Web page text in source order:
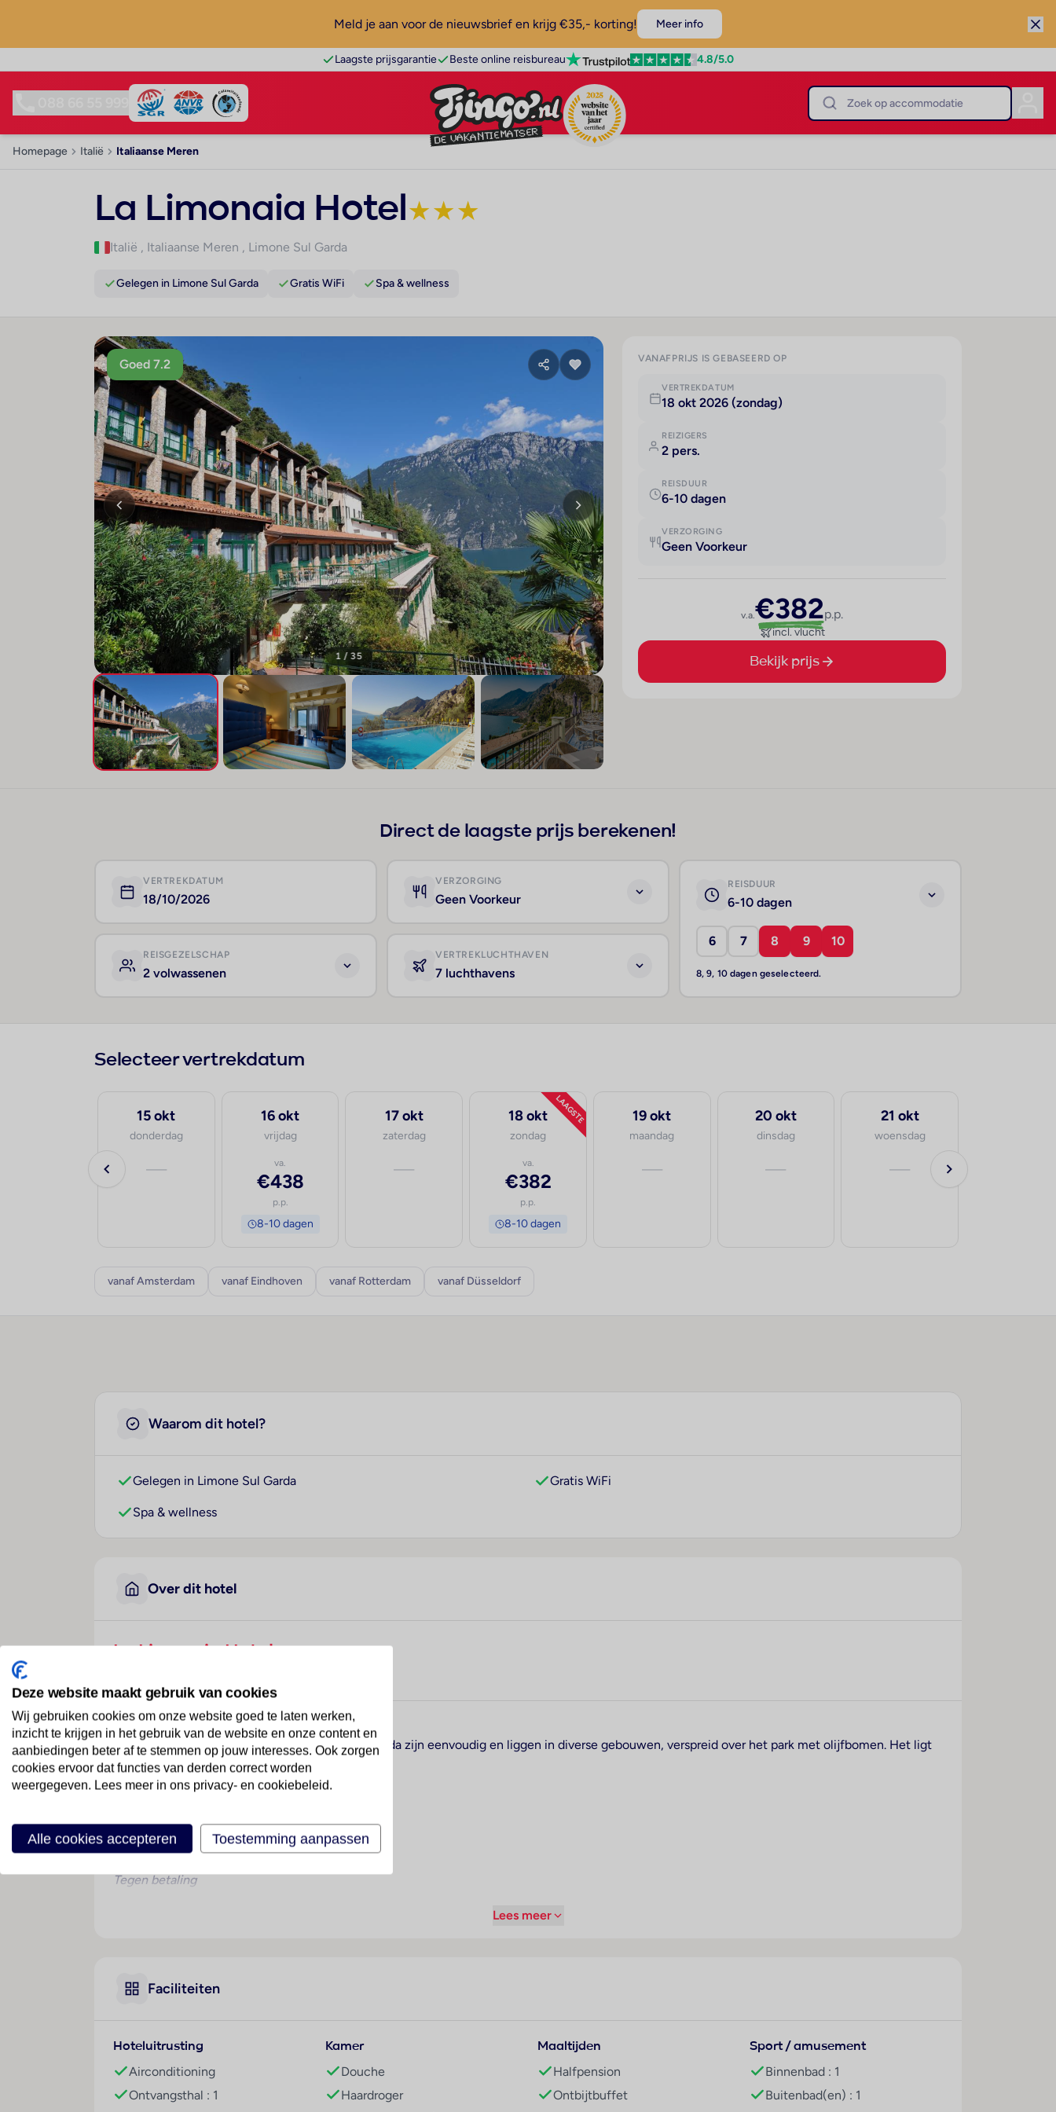
Meld je aan voor de nieuwsbrief en krijg €35,- korting! Meer info
Laagste prijsgarantie Beste online reisbureau 4.8/5.0
Homepage Italië Italiaanse Meren
La Limonaia Hotel★★★
Italië , Italiaanse Meren , Limone Sul Garda
Gelegen in Limone Sul Garda Gratis WiFi Spa & wellness
Goed 7.2
1 / 35
VANAFPRIJS IS GEBASEERD OP
VERTREKDATUM
18 okt 2026 (zondag)
REIZIGERS
2 pers.
REISDUUR
6-10 dagen
VERZORGING
Geen Voorkeur
v.a.€382p.p.
incl. vlucht
Bekijk prijs
Direct de laagste prijs berekenen!
VERTREKDATUM
18/10/2026
VERZORGING
Geen Voorkeur
REISDUUR
6-10 dagen
6 7 8 9 10
8, 9, 10 dagen geselecteerd.
REISGEZELSCHAP
2 volwassenen
VERTREKLUCHTHAVEN
7 luchthavens
Selecteer vertrekdatum
15 okt
donderdag
—
16 okt
vrijdag
va.
€438
p.p.
8-10 dagen
17 okt
zaterdag
—
LAAGSTE
18 okt
zondag
va.
€382
p.p.
8-10 dagen
19 okt
maandag
—
20 okt
dinsdag
—
21 okt
woensdag
—
vanaf Amsterdam vanaf Eindhoven vanaf Rotterdam vanaf Düsseldorf
Waarom dit hotel?
Gelegen in Limone Sul Garda Gratis WiFi
Spa & wellness
Over dit hotel
La Limonaia Hotel
Geniet van de prachtige omgeving
De kamers en appartementen bij het Lim1 sul Garda zijn eenvoudig en liggen in diverse gebouwen, verspreid over het park met olijfbomen. Het ligt
hoog en het uitzicht over het meer is verbluffend.
Wellness
Tegen betaling
Sport & Activiteiten
Tegen betaling
het hoofdgebouw heeft een lift
Kamers
1-persoonskamer, 1-1 pers
airco
Lees meer
Faciliteiten
Hoteluitrusting
Airconditioning
Ontvangsthal : 1
Kamer
Douche
Haardroger
Maaltijden
Halfpension
Ontbijtbuffet
Sport / amusement
Binnenbad : 1
Buitenbad(en) : 1
Deze website maakt gebruik van cookies
Wij gebruiken cookies om onze website goed te laten werken,
inzicht te krijgen in het gebruik van de website en onze content en
aanbiedingen beter af te stemmen op jouw interesses. Ook zorgen
cookies ervoor dat functies van derden correct worden
weergegeven. Lees meer in ons privacy- en cookiebeleid.
Alle cookies accepteren Toestemming aanpassen